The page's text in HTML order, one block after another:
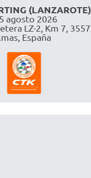
(LANZAROTE)
agosto 2026
LZ-2, Km 7,
España